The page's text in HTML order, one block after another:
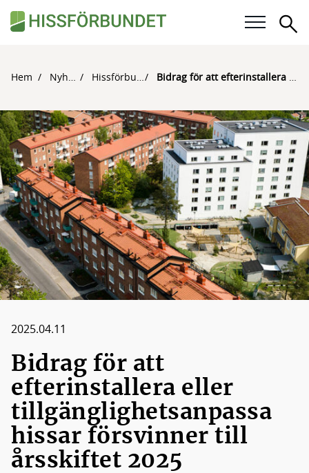
Våra frågor
För medlemmar
Kalender
Kunskapsbank
Om Hissförbundet
Medlemskap
Hem Nyheter Hissförbundet Bidrag för att efterinstallera eller tillgänglighetsanpassa hissar försvinner till årsskiftet 2025
2025.04.11
Bidrag för att
efterinstallera eller
tillgänglighetsanpassa
hissar försvinner till
årsskiftet 2025